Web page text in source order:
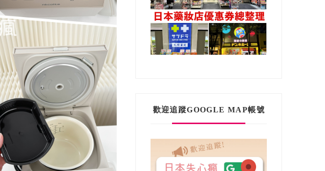
歡迎追蹤GOOGLE MAP帳號